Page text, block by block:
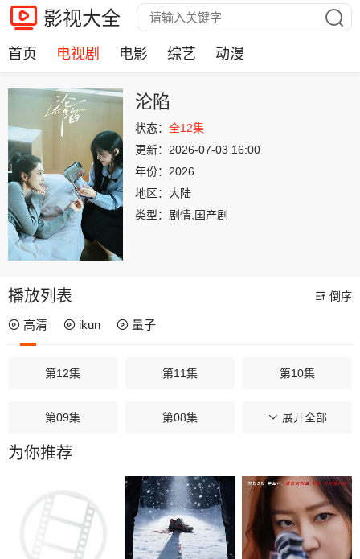
影视大全
首页 电视剧 电影 综艺 动漫
沦陷
状态： 全12集
更新： 2026-07-03 16:00
年份： 2026
地区： 大陆
类型： 剧情,国产剧
播放列表 倒序
高清 ikun 量子
第12集 第11集 第10集
第09集 第08集 第07集
第06集
第02集 第01集
展开全部
为你推荐